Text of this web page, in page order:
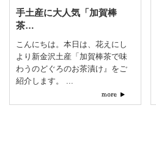
手土産に大人気「加賀棒
茶…
こんにちは。本日は、花えにし
より新金沢土産「加賀棒茶で味
わうのどぐろのお茶漬け』をご
紹介します。 ...